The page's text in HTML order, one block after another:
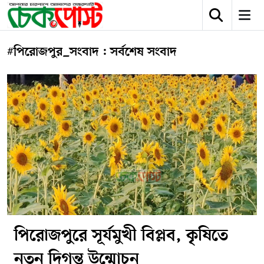
#পিরোজপুর_সংবাদ : সর্বশেষ সংবাদ
পিরোজপুরে সূর্যমুখী বিপ্লব, কৃষিতে
নতুন দিগন্ত উন্মোচন